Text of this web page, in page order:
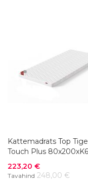
Kattemadrats Top
Touch Plus
Soodushind
223,20 €
Tavahind 248,00 €